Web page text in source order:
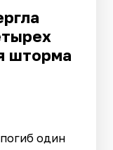
шторма
один